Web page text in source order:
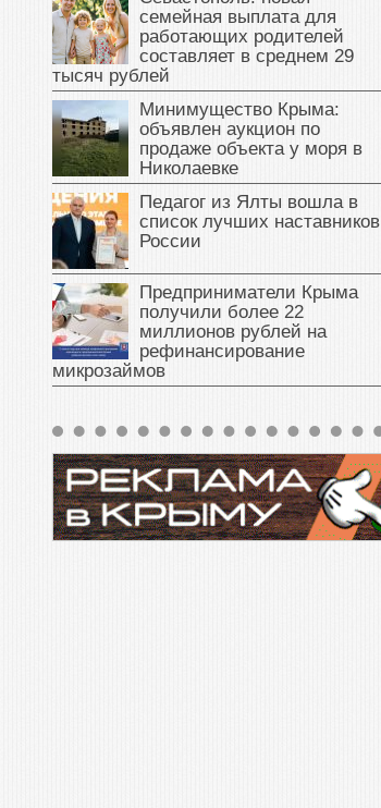
семейная выплата для
работающих родителей
составляет в среднем 29
тысяч рублей
Минимущество Крыма:
объявлен аукцион по
продаже объекта у моря в
Николаевке
Педагог из Ялты вошла в
список лучших наставников
России
Предприниматели Крыма
получили более 22
миллионов рублей на
рефинансирование
микрозаймов